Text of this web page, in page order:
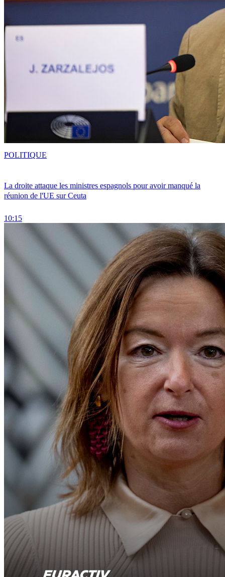
La droite attaque les ministres espagnols pour avoir manqué la
réunion de l'UE sur Ceuta
10:15
POLITIQUE